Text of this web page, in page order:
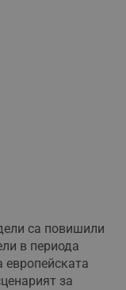
са повишили
в периода
за